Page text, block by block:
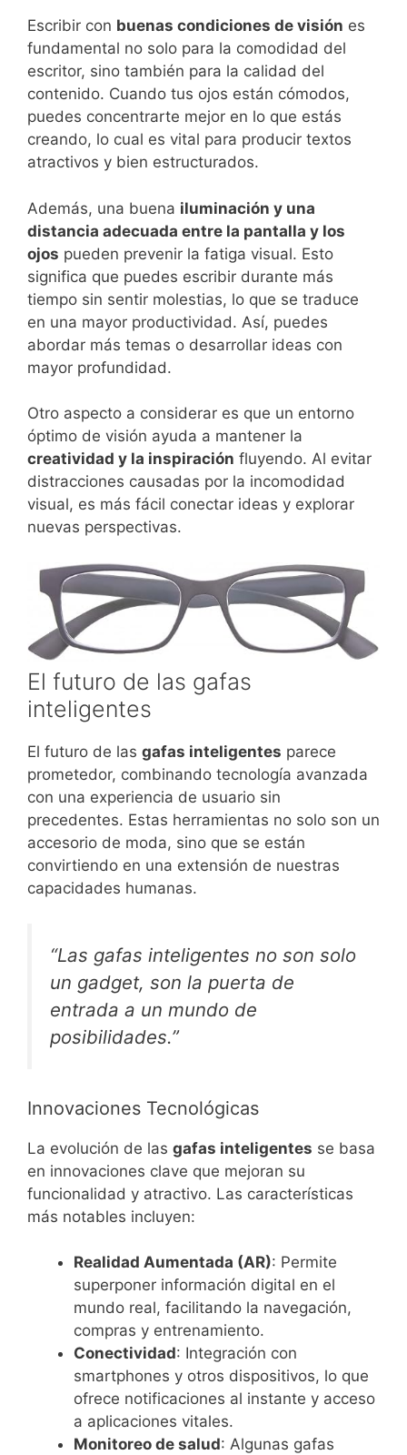
Escribir con buenas condiciones de visión es
fundamental no solo para la comodidad del
escritor, sino también para la calidad del
contenido. Cuando tus ojos están cómodos,
puedes concentrarte mejor en lo que estás
creando, lo cual es vital para producir textos
atractivos y bien estructurados.
Además, una buena iluminación y una
distancia adecuada entre la pantalla y los
ojos pueden prevenir la fatiga visual. Esto
significa que puedes escribir durante más
tiempo sin sentir molestias, lo que se traduce
en una mayor productividad. Así, puedes
abordar más temas o desarrollar ideas con
mayor profundidad.
Otro aspecto a considerar es que un entorno
óptimo de visión ayuda a mantener la
creatividad y la inspiración fluyendo. Al evitar
distracciones causadas por la incomodidad
visual, es más fácil conectar ideas y explorar
nuevas perspectivas.
El futuro de las gafas
inteligentes
El futuro de las gafas inteligentes parece
prometedor, combinando tecnología avanzada
con una experiencia de usuario sin
precedentes. Estas herramientas no solo son un
accesorio de moda, sino que se están
convirtiendo en una extensión de nuestras
capacidades humanas.
“Las gafas inteligentes no son solo
un gadget, son la puerta de
entrada a un mundo de
posibilidades.”
Innovaciones Tecnológicas
La evolución de las gafas inteligentes se basa
en innovaciones clave que mejoran su
funcionalidad y atractivo. Las características
más notables incluyen:
Realidad Aumentada (AR): Permite
superponer información digital en el
mundo real, facilitando la navegación,
compras y entrenamiento.
Conectividad: Integración con
smartphones y otros dispositivos, lo que
ofrece notificaciones al instante y acceso
a aplicaciones vitales.
Monitoreo de salud: Algunas gafas